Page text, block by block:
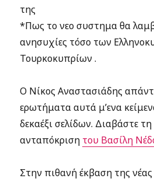
της
*Πως το νεο συστημα θα
ανησυχίες τόσο των
Τουρκοκυπρίων .
O Νίκος Αναστασιάδης
ερωτήματα αυτά μ’ενα
δεκαέξι σελίδων. Διαβάστε
ανταπόκριση του Βασίλη
Στην πιθανή έκβαση της